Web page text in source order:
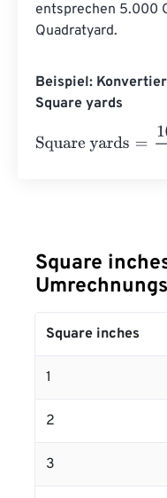
entsprechen 5.000
Quadratyard.
Beispiel:
Square yards
Square yards = 10
Square
Square inches
1
2
3